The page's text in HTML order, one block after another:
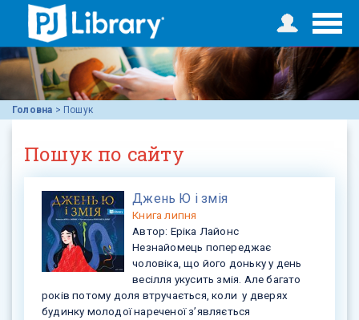
Головна > Пошук
Пошук по сайту
Джень Ю і змія
Книгалипня
Автор: Еріка Лайонс
Незнайомець попереджає
чоловіка, що його доньку у день
весілля укусить змія. Але багато
років потому доля втручається, коли у дверях
будинку молодої нареченої з’являється